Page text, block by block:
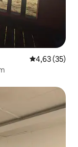
Gemiddelde
4,63 (35)